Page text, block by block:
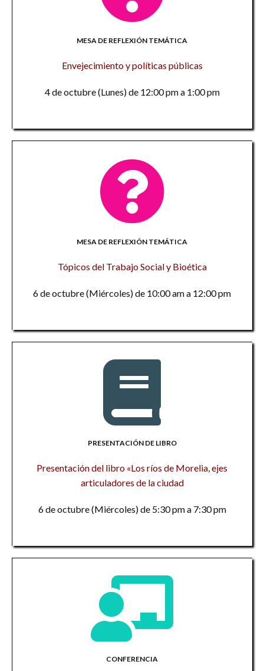
MESA DE REFLEXIÓN TEMÁTICA
Envejecimiento y políticas públicas
4 de octubre (Lunes) de 12:00 pm a 1:00 pm
MESA DE REFLEXIÓN TEMÁTICA
Tópicos del Trabajo Social y Bioética
6 de octubre (Miércoles) de 10:00 am a 12:00 pm
PRESENTACIÓN DE LIBRO
Presentación del libro «Los ríos de Morelia, ejes
articuladores de la ciudad
6 de octubre (Miércoles) de 5:30 pm a 7:30 pm
CONFERENCIA